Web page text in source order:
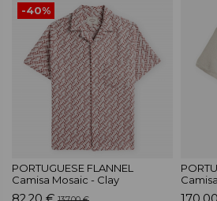
-40%
PORTUGUESE FLANNEL
Camisa Mosaic - Clay